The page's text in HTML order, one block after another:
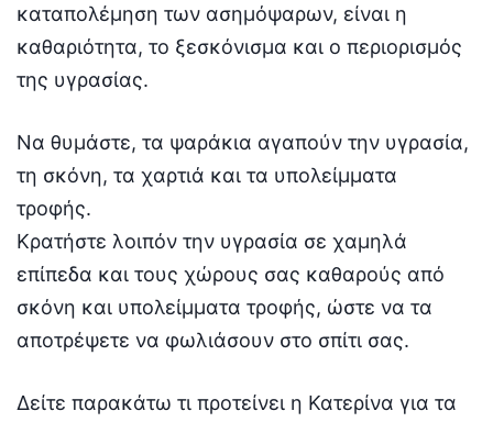
καταπολέμηση των ασημόψαρων, είναι η
καθαριότητα, το ξεσκόνισμα και ο περιορισμός
της υγρασίας.
Να θυμάστε, τα ψαράκια αγαπούν την υγρασία,
τη σκόνη, τα χαρτιά και τα υπολείμματα
τροφής.
Κρατήστε λοιπόν την υγρασία σε χαμηλά
επίπεδα και τους χώρους σας καθαρούς από
σκόνη και υπολείμματα τροφής, ώστε να τα
αποτρέψετε να φωλιάσουν στο σπίτι σας.
Δείτε παρακάτω τι προτείνει η Κατερίνα για τα